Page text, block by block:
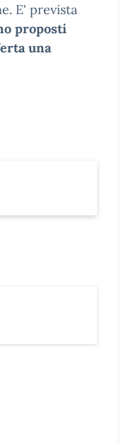
E' prevista
proposti
una